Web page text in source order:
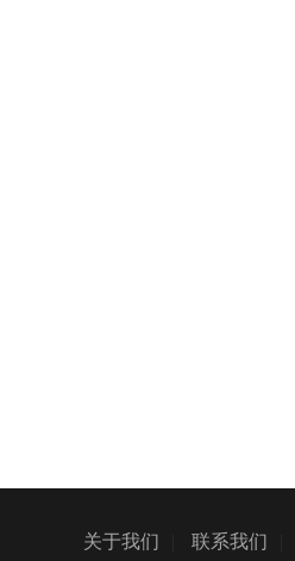
关于我们 联系我们